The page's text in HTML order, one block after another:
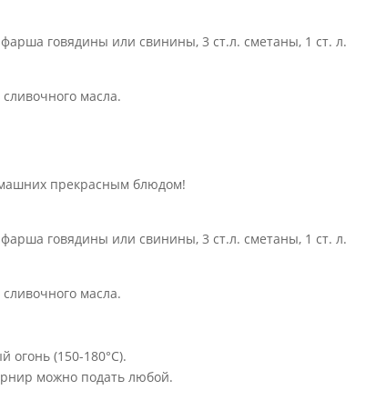
говядины или свинины, 3 ст.л. сметаны, 1 ст. л.
масла.
прекрасным блюдом!
говядины или свинины, 3 ст.л. сметаны, 1 ст. л.
масла.
огонь (150-180°С).
можно подать любой.